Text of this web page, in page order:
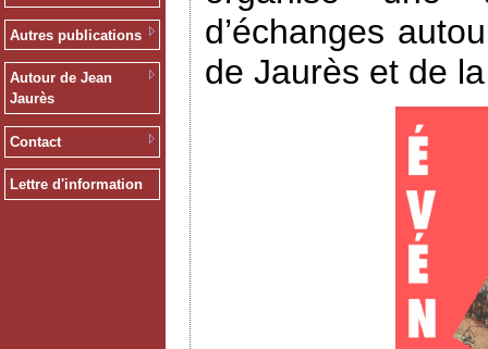
Autres publications
Autour de Jean
Jaurès
Contact
Lettre d'information
d’échanges
de Jaurès et de